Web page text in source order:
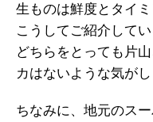
生ものは鮮度とタイミ
こうしてご紹介してい
どちらをとっても片
カはないような気が
ちなみに、地元のス